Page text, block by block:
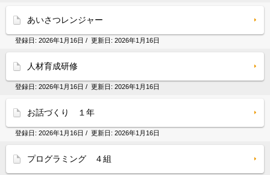
あいさつレンジャー
登録日: 2026年1月16日 / 更新日: 2026年1月16日
人材育成研修
登録日: 2026年1月16日 / 更新日: 2026年1月16日
お話づくり １年
登録日: 2026年1月16日 / 更新日: 2026年1月16日
プログラミング ４組